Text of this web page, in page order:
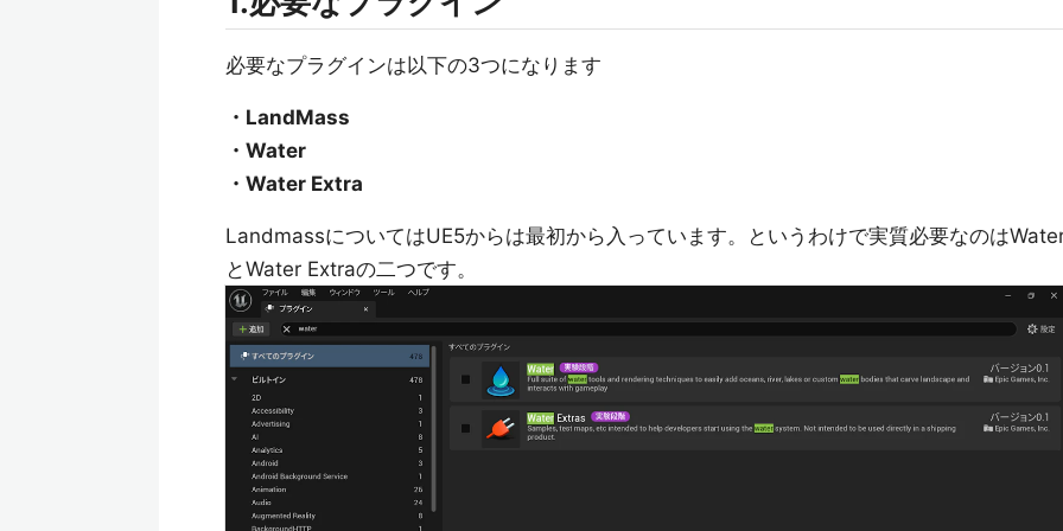
必要なプラグインは以下の3つになります
・LandMass
・Water
・Water Extra
LandmassについてはUE5からは最初から入っています。というわけで実質必要なのは
とWater Extraの二つです。